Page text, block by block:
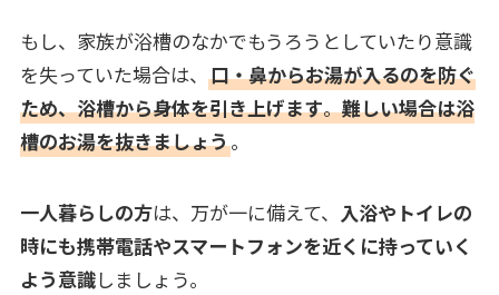
もし、家族が浴槽のなかでもうろうとしていたり意識
を失っていた場合は、 口・鼻からお湯が入るのを防ぐ
ため、浴槽から身体を引き上げます。難しい場合は浴
槽のお湯を抜きましょう。
一人暮らしの方は、万が一に備えて、 入浴やトイレの
時にも携帯電話やスマートフォンを近くに持っていく
よう意識しましょう。